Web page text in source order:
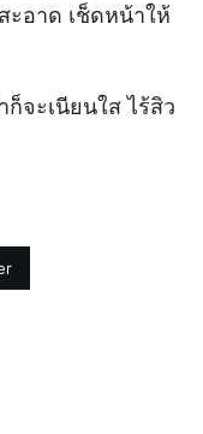
ะอาด เช็ดหน้าให้
จะเนียนใส ไร้สิว